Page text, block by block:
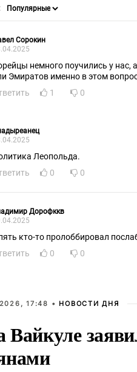
Сорокин
немного поучились у нас,
Эмиратов именно в этом
1 0
Леопольда.
0 0
Дорофккв
Опять кто-то
0 0
17:48 • НОВОСТИ ДНЯ